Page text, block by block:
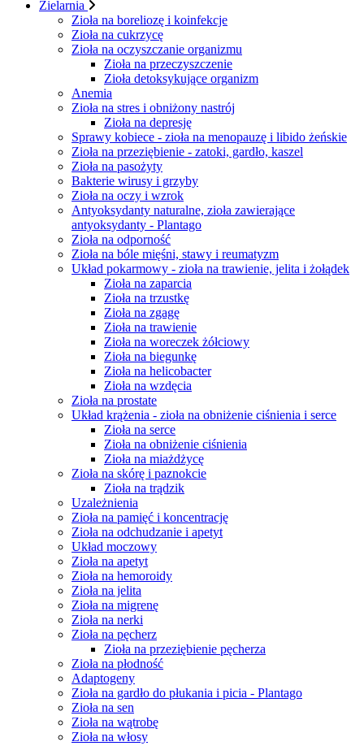
Zielarnia
Zioła na boreliozę i koinfekcje
Zioła na cukrzycę
Zioła na oczyszczanie organizmu
Zioła na przeczyszczenie
Zioła detoksykujące organizm
Anemia
Zioła na stres i obniżony nastrój
Zioła na depresję
Sprawy kobiece - zioła na menopauzę i libido żeńskie
Zioła na przeziębienie - zatoki, gardło, kaszel
Zioła na pasożyty
Bakterie wirusy i grzyby
Zioła na oczy i wzrok
Antyoksydanty naturalne, zioła zawierające
antyoksydanty - Plantago
Zioła na odporność
Zioła na bóle mięśni, stawy i reumatyzm
Układ pokarmowy - zioła na trawienie, jelita i żołądek
Zioła na zaparcia
Zioła na trzustkę
Zioła na zgagę
Zioła na trawienie
Zioła na woreczek żółciowy
Zioła na biegunkę
Zioła na helicobacter
Zioła na wzdęcia
Zioła na prostate
Układ krążenia - zioła na obniżenie ciśnienia i serce
Zioła na serce
Zioła na obniżenie ciśnienia
Zioła na miażdżycę
Zioła na skórę i paznokcie
Zioła na trądzik
Uzależnienia
Zioła na pamięć i koncentrację
Zioła na odchudzanie i apetyt
Układ moczowy
Zioła na apetyt
Zioła na hemoroidy
Zioła na jelita
Zioła na migrenę
Zioła na nerki
Zioła na pęcherz
Zioła na przeziębienie pęcherza
Zioła na płodność
Adaptogeny
Zioła na gardło do płukania i picia - Plantago
Zioła na sen
Zioła na wątrobę
Zioła na włosy